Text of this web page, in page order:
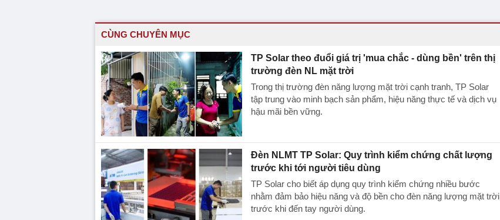
CÙNG CHUYÊN MỤC
TP Solar theo đuổi giá trị 'mua chắc - dùng bền' trên thị
trường đèn NL mặt trời
Trong thị trường đèn năng lượng mặt trời cạnh tranh, TP Solar
tập trung vào minh bạch sản phẩm, hiệu năng thực tế và dịch vụ
hậu mãi bền vững.
Đèn NLMT TP Solar: Quy trình kiểm chứng chất lượng
trước khi tới người tiêu dùng
TP Solar cho biết áp dụng quy trình kiểm chứng nhiều bước
nhằm đảm bảo hiệu năng và độ bền cho đèn năng lượng mặt trời
trước khi đến tay người dùng.